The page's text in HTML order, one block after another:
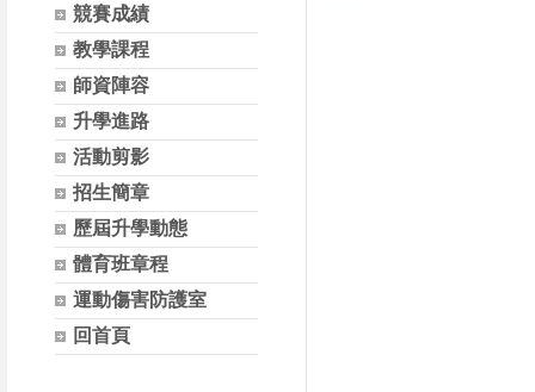
競賽成績
教學課程
師資陣容
升學進路
活動剪影
招生簡章
歷屆升學動態
體育班章程
運動傷害防護室
回首頁